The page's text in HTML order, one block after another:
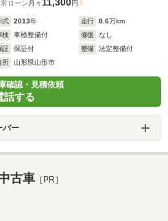
ローン 月々 円
式 2013年 走行 8.6万km
検
車検整備付 修復
なし
証
保証付 整備
法定整備付
所
山形県山形市
確認・見積依頼
話する
バー
古車 ［PR］